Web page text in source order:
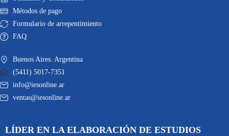
Métodos de pago
Formulario de arrepentimiento
FAQ
Buenos Aires. Argentina
(5411) 5017-7351
info@iesonline.ar
ventas@iesonline.ar
LÍDER EN LA ELABORACIÓN DE ESTUDIOS